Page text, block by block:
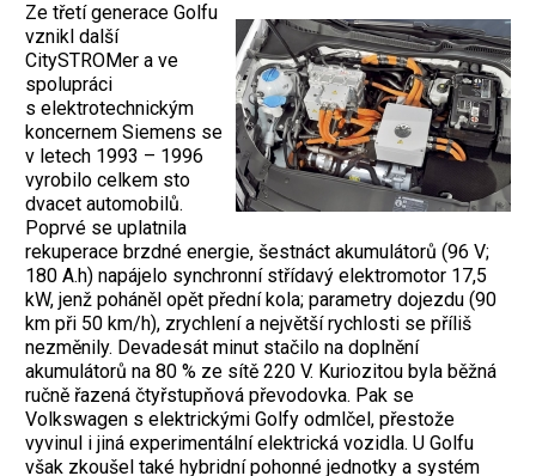
Ze třetí generace Golfu
vznikl další
CitySTROMer a ve
spolupráci
s elektrotechnickým
koncernem Siemens se
v letech 1993 – 1996
vyrobilo celkem sto
dvacet automobilů.
Poprvé se uplatnila
rekuperace brzdné energie, šestnáct akumulátorů (96 V;
180 A.h) napájelo synchronní střídavý elektromotor 17,5
kW, jenž poháněl opět přední kola; parametry dojezdu (90
km při 50 km/h), zrychlení a největší rychlosti se příliš
nezměnily. Devadesát minut stačilo na doplnění
akumulátorů na 80 % ze sítě 220 V. Kuriozitou byla běžná
ručně řazená čtyřstupňová převodovka. Pak se
Volkswagen s elektrickými Golfy odmlčel, přestože
vyvinul i jiná experimentální elektrická vozidla. U Golfu
však zkoušel také hybridní pohonné jednotky a systém